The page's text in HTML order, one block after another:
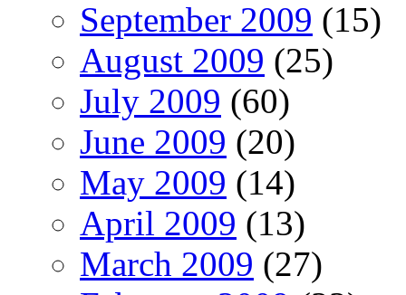
September 2009 (15)
August 2009 (25)
July 2009 (60)
June 2009 (20)
May 2009 (14)
April 2009 (13)
March 2009 (27)